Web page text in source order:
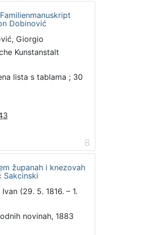
Dobinović
Giorgio
Kunstanstalt
lista s tablama ; 30
8
županah i knezovah
Sakcinski
(29. 5. 1816. – 1.
novinah, 1883